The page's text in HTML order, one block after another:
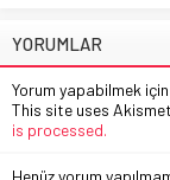
YORUMLAR
Yorum yapabilmek için
This site uses
is processed.
Henüz yorum